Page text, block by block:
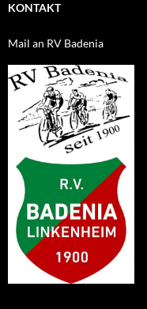
KONTAKT
Mail an RV Badenia